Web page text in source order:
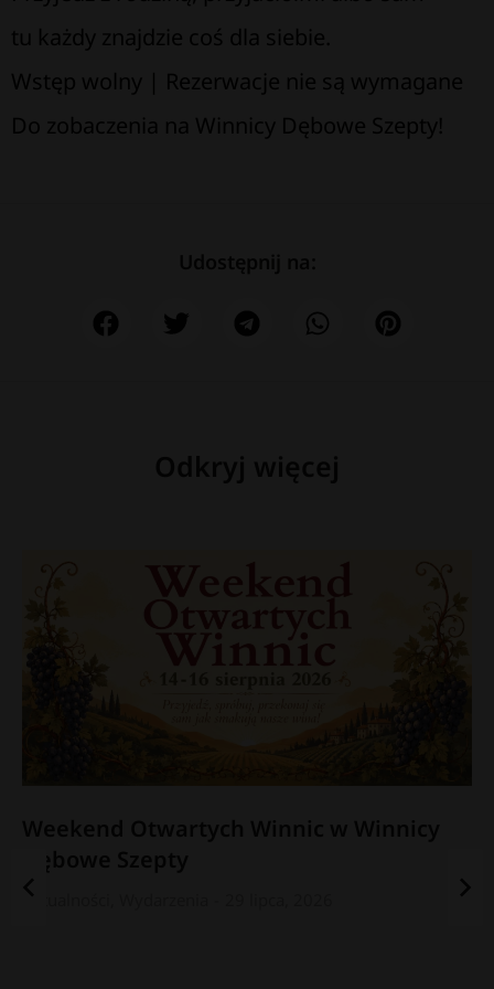
tu każdy znajdzie coś dla siebie.
Wstęp wolny | Rezerwacje nie są wymagane
Do zobaczenia na Winnicy Dębowe Szepty!